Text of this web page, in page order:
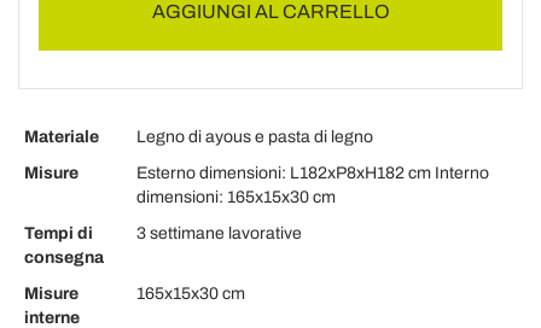
AGGIUNGI AL CARRELLO
Materiale
Legno di ayous e pasta di legno
Misure
Esterno dimensioni: L182xP8xH182 cm Interno
dimensioni: 165x15x30 cm
Tempi di
consegna
3 settimane lavorative
Misure
interne
165x15x30 cm